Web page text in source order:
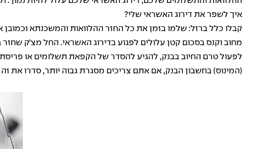
איך לשפר את דירוג האשראי שלי?
קבלו כלל ברזל: שלמו בזמן את כל החזר ההלוואות והמשכנתא
מחוב וקנס בסכום קטן עלולים לפגוע בדירוג האשראי. החל מצ׳ק
לפעול טרם החיוב בבנק, להגיע להסדר של הקפאת תשלומים או
(המינוס) בחשבון הבנק, אם אתם צריכים מסגרת גבוה יותר, סדרו את